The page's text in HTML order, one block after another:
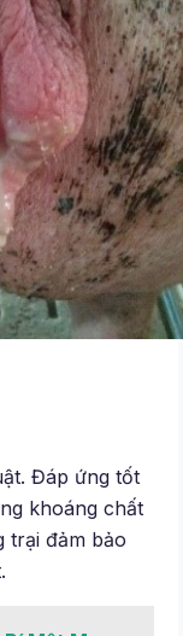
Đáp ứng tốt
khoáng chất
trại đảm bảo